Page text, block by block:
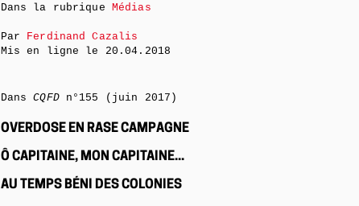
Dans la rubrique Médias
Par Ferdinand Cazalis
Mis en ligne le 20.04.2018
DansCQFDn°155 (juin 2017)
OVERDOSE EN RASE CAMPAGNE
Ô CAPITAINE, MON CAPITAINE...
AU TEMPS BÉNI DES COLONIES